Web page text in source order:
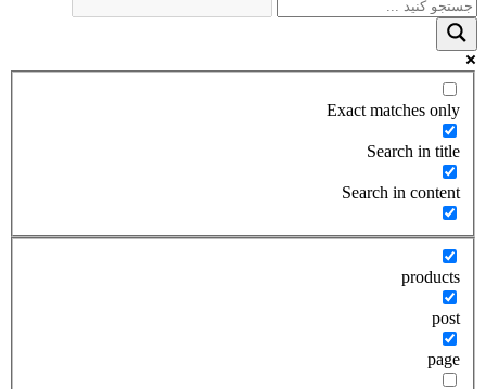
Exact matches only
Search in title
Search in content
products
post
page